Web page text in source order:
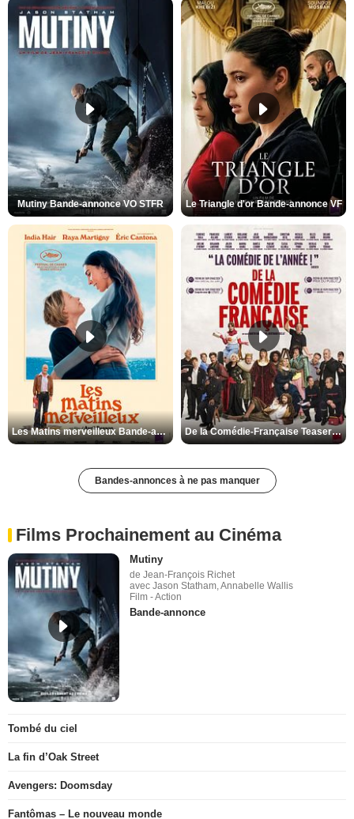
Mutiny Bande-annonce VO STFR Le Triangle d'or Bande-annonce VF
Les Matins merveilleux Bande-annonce VF De la Comédie-Française Teaser VF
Bandes-annonces à ne pas manquer
Films Prochainement au Cinéma
Mutiny
de Jean-François Richet
avec Jason Statham, Annabelle Wallis
Film - Action
Bande-annonce
Tombé du ciel
La fin d’Oak Street
Avengers: Doomsday
Fantômas – Le nouveau monde